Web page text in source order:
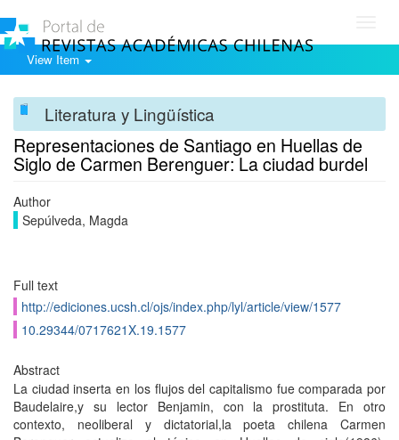
View Item
Literatura y Lingüística
Representaciones de Santiago en Huellas de
Siglo de Carmen Berenguer: La ciudad burdel
Author
Sepúlveda, Magda
Full text
http://ediciones.ucsh.cl/ojs/index.php/lyl/article/view/1577
10.29344/0717621X.19.1577
Abstract
La ciudad inserta en los flujos del capitalismo fue comparada por
Baudelaire,y su lector Benjamin, con la prostituta. En otro
contexto, neoliberal y dictatorial,la poeta chilena Carmen